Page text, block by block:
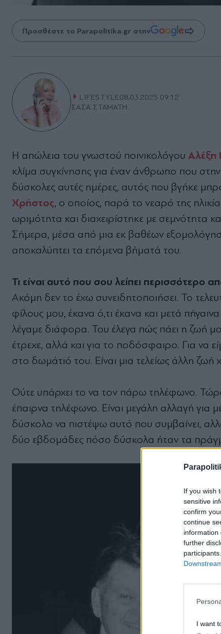
If you wish
sensitive
confirm
continue
information
further
I want
Προσθέστε το Parapolitika.gr στην
LIFESTYLE08.03.2025 09:12
ΣΑΣΑ ΣΤΑΜΑΤΗ
Η απώλεια του γνωστού ποινικολόγου Αλέξη
κλίµα συγκίνησης για έναν άνθρωπο που
δύσκολες αυτές ηµέρες, αυτός που βγήκε
Χρήστος, ο οποίος, παρά το νεαρό της
ωριµότητα και διαχειρίστηκε µε σεµνότητα
Σήµερα, µέσα από µια εκ βαθέων
αποκαλύπτει τα επόµενα βήµατά του.
Τι είναι αυτό που σου λείπει περισσότερο
Ακόµη δεν το έχω συνειδητοποιήσει. Το
φίλους µου, έκανα ό,τι έκανα και µετά
λέγαµε διάφορα. Του έλεγα πώς πάει η ζωή
έτρεχε, αλλά και για το ποδόσφαιρο. Για να
στο δωµάτιό του. Είναι µια τελείως άλλη
Ούτε υπάρχει το να τον πάρω τηλέφωνο.
έπαιρνα τηλέφωνο. Είναι µεγάλη αλλαγή για
δύσκολο να πιστέψω αυτό που συµβαίνει,
δύο εβδοµάδες πόσο δύσκολα ήταν τα